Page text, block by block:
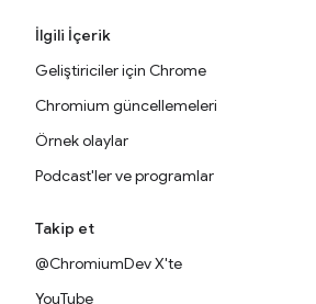
İlgili İçerik
Geliştiriciler için Chrome
Chromium güncellemeleri
Örnek olaylar
Podcast'ler ve programlar
Takip et
@ChromiumDev X'te
YouTube